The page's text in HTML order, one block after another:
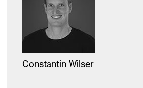
Constantin Wilser